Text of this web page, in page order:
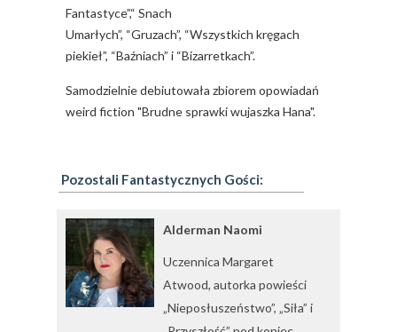
Fantastyce”,“ Snach
Umarłych”, “Gruzach”, “Wszystkich kręgach
piekieł”, “Baźniach” i “Bizarretkach”.
Samodzielnie debiutowała zbiorem opowiadań
weird fiction "Brudne sprawki wujaszka Hana".
Pozostali Fantastycznych Gości:
Alderman Naomi
Uczennica Margaret
Atwood, autorka powieści
„Nieposłuszeństwo”, „Siła” i